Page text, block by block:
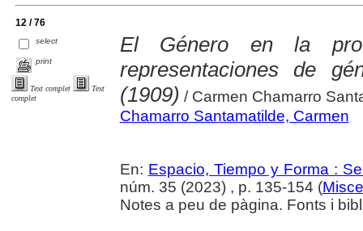
12 / 76
select
print
Text complet
Text
complet
El Género en la
representaciones de
(1909) / Carmen Chamarro
Chamarro Santamatilde, Carmen
En: Espacio, Tiempo y Forma :
núm. 35 (2023) , p. 135-154 (
Notes a peu de pàgina. Fonts i